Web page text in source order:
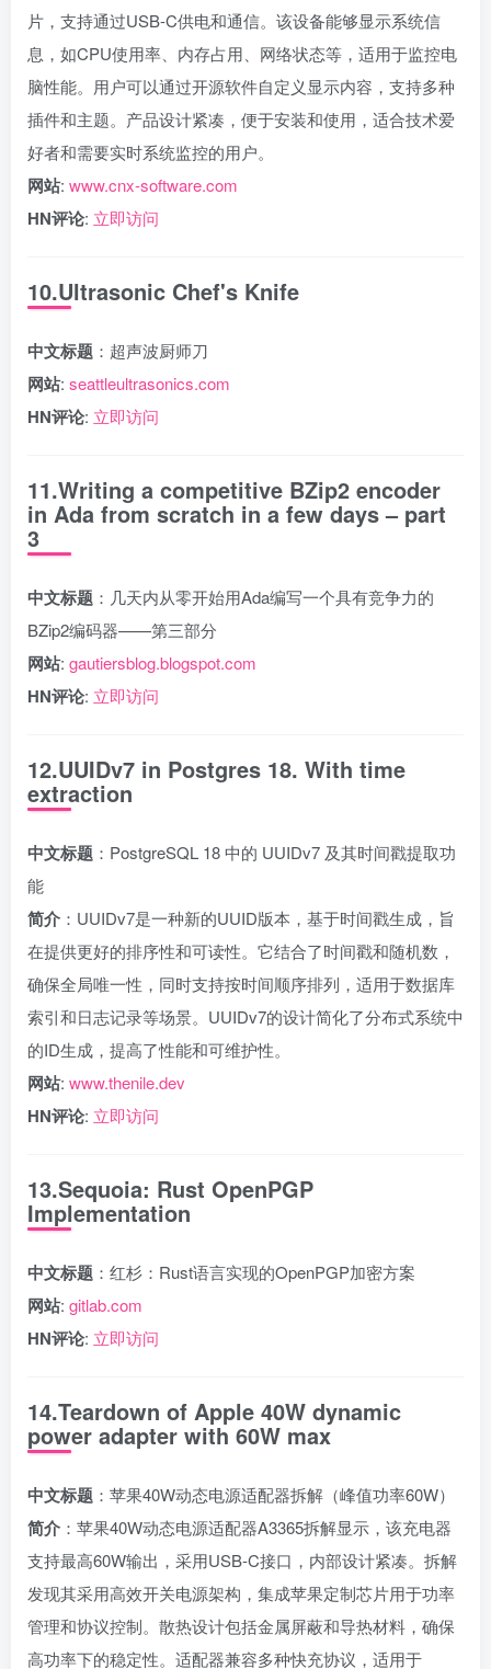
片，支持通过USB-C供电和通信。该设备能够显示系统信
息，如CPU使用率、内存占用、网络状态等，适用于监控电
脑性能。用户可以通过开源软件自定义显示内容，支持多种
插件和主题。产品设计紧凑，便于安装和使用，适合技术爱
好者和需要实时系统监控的用户。
网站: www.cnx-software.com
HN评论: 立即访问
10.Ultrasonic Chef's Knife
中文标题 ：超声波厨师刀
网站: seattleultrasonics.com
HN评论: 立即访问
11.Writing a competitive BZip2 encoder
in Ada from scratch in a few days – part
3
中文标题 ：几天内从零开始用Ada编写一个具有竞争力的
BZip2编码器——第三部分
网站: gautiersblog.blogspot.com
HN评论: 立即访问
12.UUIDv7 in Postgres 18. With time
extraction
中文标题 ：PostgreSQL 18 中的 UUIDv7 及其时间戳提取功
能
简介 ：UUIDv7是一种新的UUID版本，基于时间戳生成，旨
在提供更好的排序性和可读性。它结合了时间戳和随机数，
确保全局唯一性，同时支持按时间顺序排列，适用于数据库
索引和日志记录等场景。UUIDv7的设计简化了分布式系统中
的ID生成，提高了性能和可维护性。
网站: www.thenile.dev
HN评论: 立即访问
13.Sequoia: Rust OpenPGP
Implementation
中文标题 ：红杉：Rust语言实现的OpenPGP加密方案
网站: gitlab.com
HN评论: 立即访问
14.Teardown of Apple 40W dynamic
power adapter with 60W max
中文标题 ：苹果40W动态电源适配器拆解（峰值功率60W）
简介 ：苹果40W动态电源适配器A3365拆解显示，该充电器
支持最高60W输出，采用USB-C接口，内部设计紧凑。拆解
发现其采用高效开关电源架构，集成苹果定制芯片用于功率
管理和协议控制。散热设计包括金属屏蔽和导热材料，确保
高功率下的稳定性。适配器兼容多种快充协议，适用于